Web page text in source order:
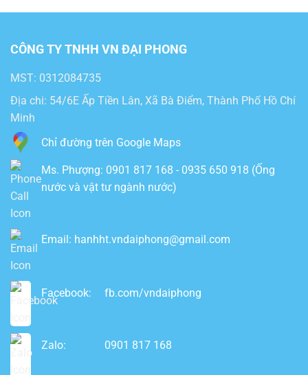
CÔNG TY TNHH VN ĐẠI PHONG
MST: 0312084735
Địa chi: 54/6E Ấp Tiền Lân, Xã Bà Điểm, Thành Phố Hồ Chí
Minh
Chỉ đường trên Google Maps
Ms. Phượng: 0901 817 168 - 0935 650 918 (Ống
nước và vật tư ngành nước)
Email: hanhht.vndaiphong@gmail.com
Facebook: fb.com/vndaiphong
Zalo: 0901 817 168